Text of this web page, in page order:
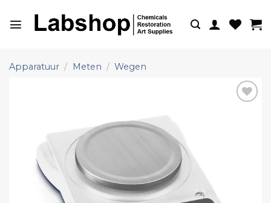
naar
Apparatuur / Meten / Wegen